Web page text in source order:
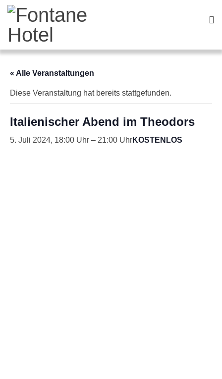
« Alle Veranstaltungen
Diese Veranstaltung hat bereits stattgefunden.
Italienischer Abend im Theodors
5. Juli 2024, 18:00 – 21:00 KOSTENLOS